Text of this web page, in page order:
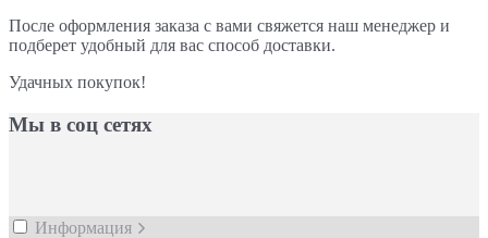
После оформления заказа с вами свяжется наш менеджер и
подберет удобный для вас способ доставки.
Удачных покупок!
Мы в соц сетях
Информация